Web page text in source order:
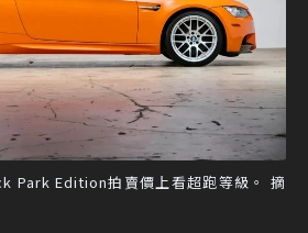
Park Edition拍賣價上看超跑等級。 摘